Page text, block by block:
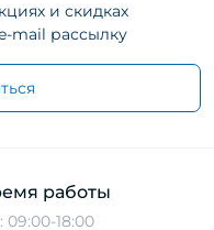
и скидках
mail рассылку
работы
09:00-18:00